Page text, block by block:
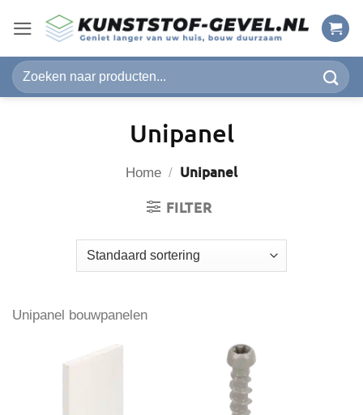
naar
inhoud
Zoeken
naar:
Unipanel
Home / Unipanel
FILTER
Unipanel bouwpanelen